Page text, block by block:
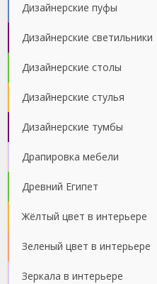
Дизайнерские пуфы
Дизайнерские светильники
Дизайнерские столы
Дизайнерские стулья
Дизайнерские тумбы
Драпировка мебели
Древний Египет
Жёлтый цвет в интерьере
Зеленый цвет в интерьере
Зеркала в интерьере